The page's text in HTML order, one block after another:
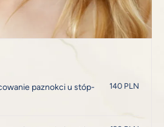
paznokci u stóp-
140 PLN